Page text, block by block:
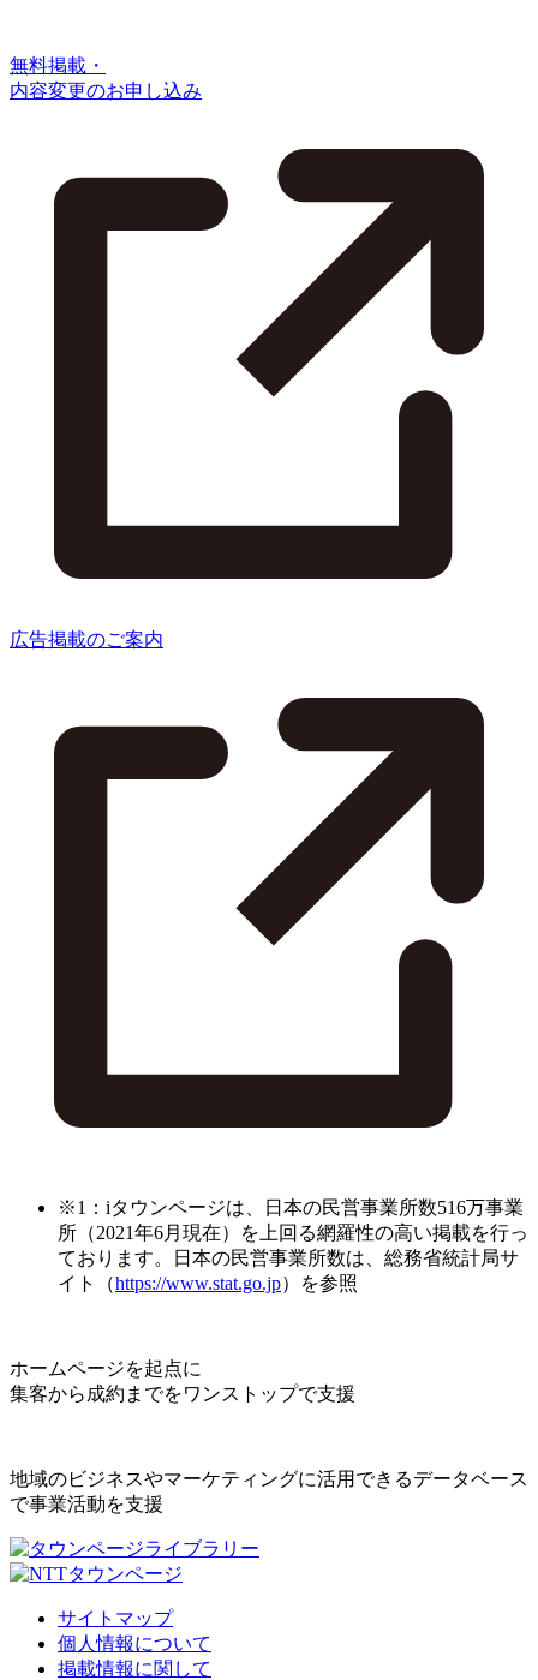
無料掲載・
内容変更のお申し込み
広告掲載のご案内
※1：iタウンページは、日本の民営事業所数516万事業
所（2021年6月現在）を上回る網羅性の高い掲載を行っ
ております。日本の民営事業所数は、総務省統計局サ
イト（https://www.stat.go.jp）を参照
ホームページを起点に
集客から成約までをワンストップで支援
地域のビジネスやマーケティングに活用できるデータベース
で事業活動を支援
サイトマップ
個人情報について
掲載情報に関して